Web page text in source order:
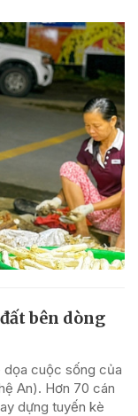
bên dòng
dọa cuộc sống của
An). Hơn 70 cán
dựng tuyến kè